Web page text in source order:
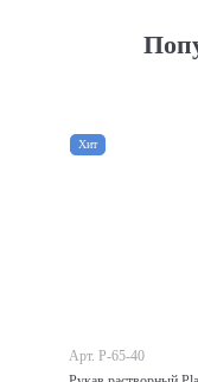
Хит
Арт. P-65-40